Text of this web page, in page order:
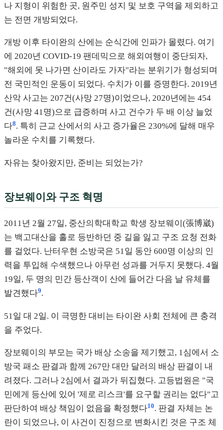
나 지형이 위험한 곳, 원주민 성지 및 보호 구역을 제외하고
는 전면 개방되었다.
개방 이후 타이완의 산에는 순식간에 인파가 몰렸다. 여기
에 2020년 COVID-19 팬데믹으로 해외여행이 중단되자,
"해외에 못 나가면 산이라도 가자"라는 분위기가 형성되며
전 국민적인 운동이 되었다. 수치가 이를 증명한다. 2019년
산악 사고는 207건(사망 27명)이었으나, 2020년에는 454
건(사망 41명)으로 급증하며 사고 건수가 두 배 이상 늘었
다8. 특히 근교 산에서의 사고 증가율은 230%에 달해 매우
놀라운 수치를 기록했다.
자유는 찾아왔지만, 준비는 되었는가?
장보웨이와 구조 혁명
2011년 2월 27일, 중산의학대학교 학생 장보웨이(張博崴)
는 백고대산을 홀로 등반하던 중 길을 잃고 구조 요청 전화
를 걸었다. 난터우현 소방국은 51일 동안 600명 이상의 인
력을 투입해 수색했으나 아무런 성과를 거두지 못했다. 4월
19일, 두 명의 민간 등산객이 산에 들어간 다음 날 유체를
발견했다9.
51일 대 2일. 이 극명한 대비는 타이완 사회 전체에 큰 충격
을 주었다.
장보웨이의 부모는 국가 배상 소송을 제기했고, 1심에서 소
방국 패소 판결과 함께 267만 대만 달러의 배상 판결이 내
려졌다. 그러나 2심에서 결과가 뒤집혔다. 고등법원은 "국
민에게 등산에 있어 '제로 리스크'를 요구할 권리는 없다"고
판단하여 배상 책임이 없음을 확정했다10. 판결 자체는 논
란이 되었으나, 이 사건이 진정으로 변화시킨 것은 구조 체